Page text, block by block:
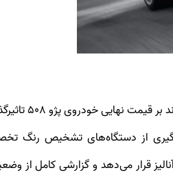
همانطور که می‌دانید هرگونه رنگ شدگی بدنه یا
از دستگاه‌های تشخیص رنگ
قرار می‌دهد و گزارشی کامل از